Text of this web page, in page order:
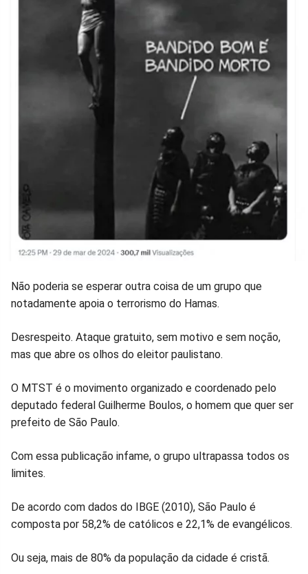
Não poderia se esperar outra coisa de um grupo que
notadamente apoia o terrorismo do Hamas.
Desrespeito. Ataque gratuito, sem motivo e sem noção,
mas que abre os olhos do eleitor paulistano.
O MTST é o movimento organizado e coordenado pelo
deputado federal Guilherme Boulos, o homem que quer ser
prefeito de São Paulo.
Com essa publicação infame, o grupo ultrapassa todos os
limites.
De acordo com dados do IBGE (2010), São Paulo é
composta por 58,2% de católicos e 22,1% de evangélicos.
Ou seja, mais de 80% da população da cidade é cristã.